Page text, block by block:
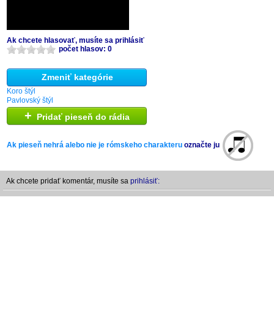
Ak chcete hlasovať, musíte sa prihlásiť
počet hlasov: 0
Zmeniť kategórie
Koro štýl
Pavlovský štýl
+ Pridať pieseň do rádia
Ak pieseň nehrá alebo nie je rómskeho charakteru označte ju
Ak chcete pridať komentár, musíte sa prihlásiť: